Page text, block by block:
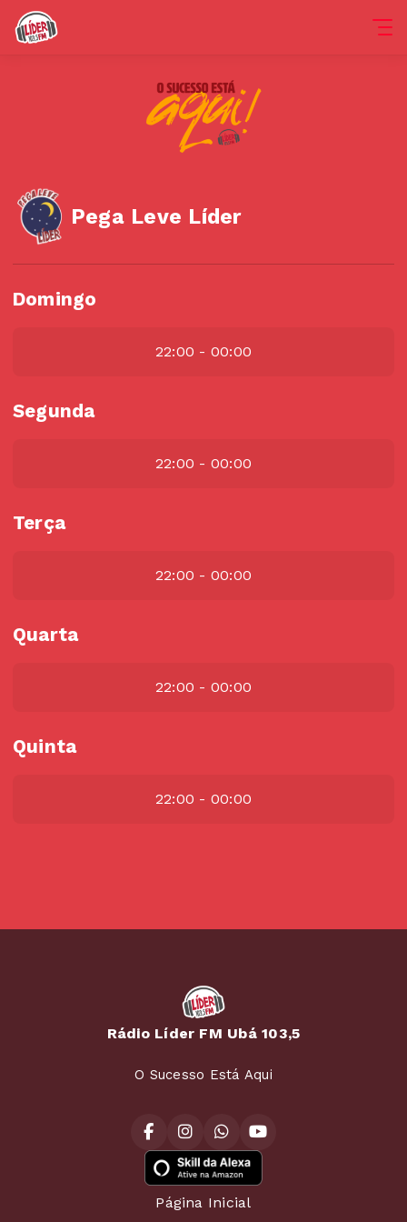
Pega Leve Líder
Domingo
22:00 - 00:00
Segunda
22:00 - 00:00
Terça
22:00 - 00:00
Quarta
22:00 - 00:00
Quinta
22:00 - 00:00
Rádio Líder FM Ubá 103,5
O Sucesso Está Aqui
Página Inicial